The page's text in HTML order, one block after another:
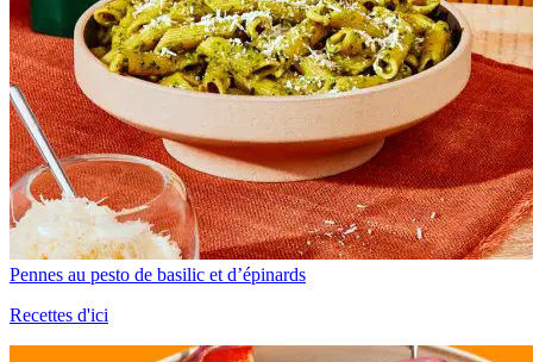
Pennes au pesto de basilic et d’épinards
Recettes d'ici